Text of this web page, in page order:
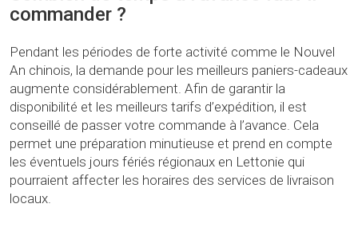
commander ?
Pendant les périodes de forte activité comme le Nouvel
An chinois, la demande pour les meilleurs paniers-cadeaux
augmente considérablement. Afin de garantir la
disponibilité et les meilleurs tarifs d’expédition, il est
conseillé de passer votre commande à l’avance. Cela
permet une préparation minutieuse et prend en compte
les éventuels jours fériés régionaux en Lettonie qui
pourraient affecter les horaires des services de livraison
locaux.